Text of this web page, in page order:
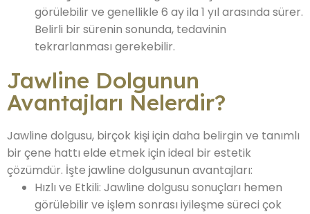
görülebilir ve genellikle 6 ay ila 1 yıl arasında sürer.
Belirli bir sürenin sonunda, tedavinin
tekrarlanması gerekebilir.
Jawline Dolgunun
Avantajları Nelerdir?
Jawline dolgusu, birçok kişi için daha belirgin ve tanımlı
bir çene hattı elde etmek için ideal bir estetik
çözümdür. İşte jawline dolgusunun avantajları:
Hızlı ve Etkili: Jawline dolgusu sonuçları hemen
görülebilir ve işlem sonrası iyileşme süreci çok